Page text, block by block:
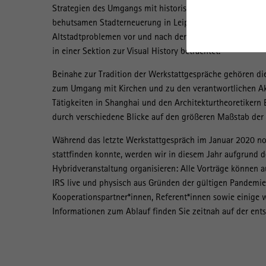
Strategien des Umgangs mit historischen Stadtzentren.
behutsamen Stadterneuerung in Leipzig sowie der
Altstadtproblemen vor und nach der Wende. Die
in einer Sektion zur Visual History betrachtet.
Beinahe zur Tradition der Werkstattgespräche gehören
zum Umgang mit Kirchen und zu den verantwortlichen
Tätigkeiten in Shanghai und den
durch verschiedene Blicke auf den größeren Maßstab
Während das letzte Werkstattgespräch im Januar 2020
stattfinden konnte, werden wir in diesem Jahr aufgrund
Hybridveranstaltung organisieren: Alle Vorträge
IRS live und physisch aus Gründen der gültigen
Kooperationspartner*innen, Referent*innen sowie einige
Informationen zum Ablauf finden Sie zeitnah auf der